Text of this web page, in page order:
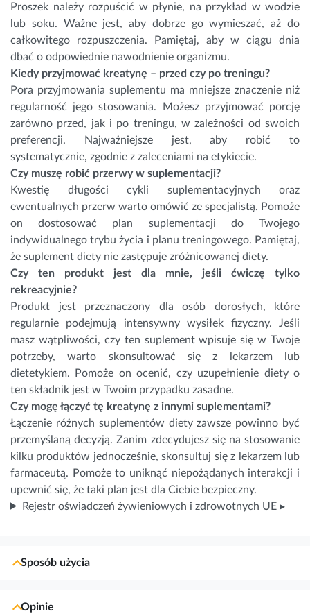
Proszek należy rozpuścić w płynie, na przykład w wodzie
lub soku. Ważne jest, aby dobrze go wymieszać, aż do
całkowitego rozpuszczenia. Pamiętaj, aby w ciągu dnia
dbać o odpowiednie nawodnienie organizmu.
Kiedy przyjmować kreatynę – przed czy po treningu?
Pora przyjmowania suplementu ma mniejsze znaczenie niż
regularność jego stosowania. Możesz przyjmować porcję
zarówno przed, jak i po treningu, w zależności od swoich
preferencji. Najważniejsze jest, aby robić to
systematycznie, zgodnie z zaleceniami na etykiecie.
Czy muszę robić przerwy w suplementacji?
Kwestię długości cykli suplementacyjnych oraz
ewentualnych przerw warto omówić ze specjalistą. Pomoże
on dostosować plan suplementacji do Twojego
indywidualnego trybu życia i planu treningowego. Pamiętaj,
że suplement diety nie zastępuje zróżnicowanej diety.
Czy ten produkt jest dla mnie, jeśli ćwiczę tylko
rekreacyjnie?
Produkt jest przeznaczony dla osób dorosłych, które
regularnie podejmują intensywny wysiłek fizyczny. Jeśli
masz wątpliwości, czy ten suplement wpisuje się w Twoje
potrzeby, warto skonsultować się z lekarzem lub
dietetykiem. Pomoże on ocenić, czy uzupełnienie diety o
ten składnik jest w Twoim przypadku zasadne.
Czy mogę łączyć tę kreatynę z innymi suplementami?
Łączenie różnych suplementów diety zawsze powinno być
przemyślaną decyzją. Zanim zdecydujesz się na stosowanie
kilku produktów jednocześnie, skonsultuj się z lekarzem lub
farmaceutą. Pomoże to uniknąć niepożądanych interakcji i
upewnić się, że taki plan jest dla Ciebie bezpieczny.
Rejestr oświadczeń żywieniowych i zdrowotnych UE ▸
Sposób użycia
Opinie